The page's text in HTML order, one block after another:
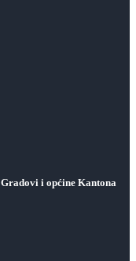
Gradovi i općine Kantona